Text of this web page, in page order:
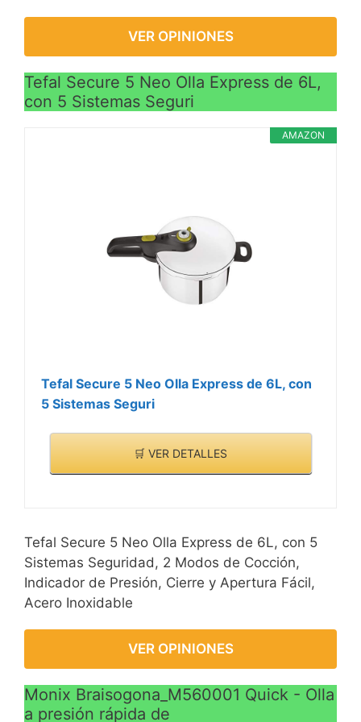
VER OPINIONES
Tefal Secure 5 Neo Olla Express de 6L,
con 5 Sistemas Seguri
AMAZON
Tefal Secure 5 Neo Olla Express de 6L, con
5 Sistemas Seguri
🛒 VER DETALLES
Tefal Secure 5 Neo Olla Express de 6L, con 5
Sistemas Seguridad, 2 Modos de Cocción,
Indicador de Presión, Cierre y Apertura Fácil,
Acero Inoxidable
VER OPINIONES
Monix Braisogona_M560001 Quick - Olla
a presión rápida de